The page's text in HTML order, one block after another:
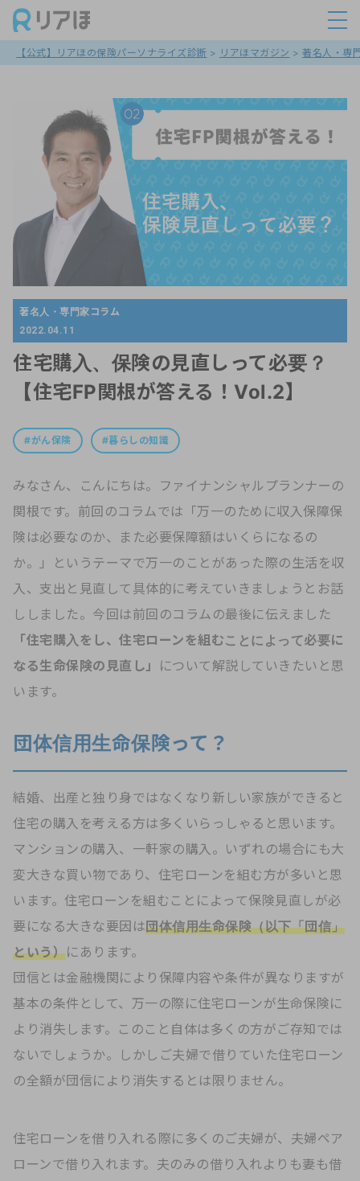
【公式】リアほの保険パーソナライズ診断 > リアほマガジン > 著名人・専
著名人・専門家コラム
2022.04.11
住宅購入、保険の見直しって必要？
【住宅FP関根が答える！Vol.2】
がん保険 暮らしの知識
みなさん、こんにちは。ファイナンシャルプランナーの
関根です。前回のコラムでは「万一のために収入保障保
険は必要なのか、また必要保障額はいくらになるの
か。」というテーマで万一のことがあった際の生活を収
入、支出と見直して具体的に考えていきましょうとお話
ししました。今回は前回のコラムの最後に伝えました
「住宅購入をし、住宅ローンを組むことによって必要に
なる生命保険の見直し」
について解説していきたいと思
います。
団体信用生命保険って？
結婚、出産と独り身ではなくなり新しい家族ができると
住宅の購入を考える方は多くいらっしゃると思います。
マンションの購入、一軒家の購入。いずれの場合にも大
変大きな買い物であり、住宅ローンを組む方が多いと思
います。住宅ローンを組むことによって保険見直しが必
要になる大きな要因は団体信用生命保険（以下「団信」
という）にあります。
団信とは金融機関により保障内容や条件が異なりますが
基本の条件として、万一の際に住宅ローンが生命保険に
より消失します。このこと自体は多くの方がご存知では
ないでしょうか。しかしご夫婦で借りていた住宅ローン
の全額が団信により消失するとは限りません。
住宅ローンを借り入れる際に多くのご夫婦が、夫婦ペア
ローンで借り入れます。夫のみの借り入れよりも妻も借